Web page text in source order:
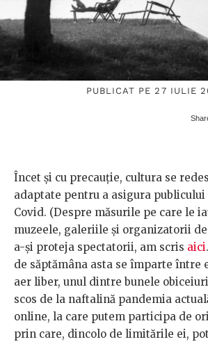
PUBLICAT PE 27 IULIE
Încet și cu precauție, cultura se
adaptate pentru a asigura
Covid. (Despre măsurile pe care le
muzeele, galeriile și organizatorii
a-și proteja spectatorii, am scris aici
de săptămâna asta se împarte între
aer liber, unul dintre bunele
scos de la naftalină pandemia
online, la care putem participa de
prin care, dincolo de limitările ei,